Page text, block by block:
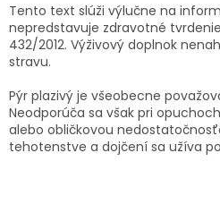
Tento text slúži výlučne na
nepredstavuje zdravotné
432/2012. Výživový doplnok
stravu.
Pýr plazivý je všeobecne
Neodporúča sa však pri
alebo obličkovou
tehotenstve a dojčení sa užíva